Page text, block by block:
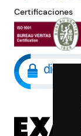
Certificaciones